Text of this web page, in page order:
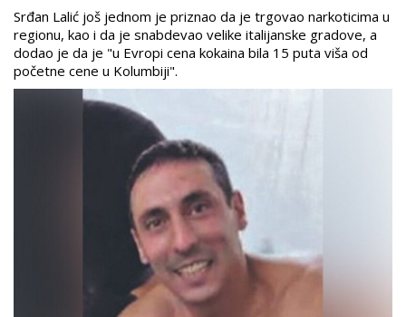
Srđan Lalić još jednom je priznao da je trgovao narkoticima u
regionu, kao i da je snabdevao velike italijanske gradove, a
dodao je da je "u Evropi cena kokaina bila 15 puta viša od
početne cene u Kolumbiji".